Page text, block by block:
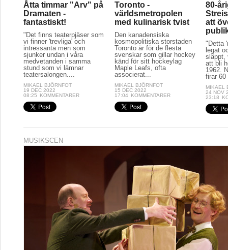
Åtta timmar "Arv" på
Dramaten -
fantastiskt!
"Det finns teaterpjäser som
vi finner 'trevliga' och
intressanta men som
sjunker undan i våra
medvetanden i samma
stund som vi lämnar
teatersalongen....
MIKAEL BJÖRNFOT
19 DEC 2022
08:25
KOMMENTARER
Toronto -
världsmetropolen
med kulinarisk tvist
Den kanadensiska
kosmopolitiska storstaden
Toronto är för de flesta
svenskar som gillar hockey
känd för sitt hockeylag
Maple Leafs, ofta
associerat...
MIKAEL BJÖRNFOT
15 DEC 2022
17:04
KOMMENTARER
80-
att
"Detta
legat
släppt,
att bli
1962.
firar 60
MIKAEL
24 NOV
23:18
MUSIKSCEN